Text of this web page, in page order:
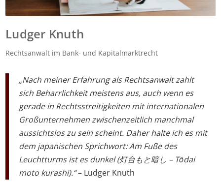
Ludger Knuth
Rechtsanwalt im Bank- und Kapitalmarktrecht
„Nach meiner Erfahrung als Rechtsanwalt zahlt
sich Beharrlichkeit meistens aus, auch wenn es
gerade in Rechtsstreitigkeiten mit internationalen
Großunternehmen zwischenzeitlich manchmal
aussichtslos zu sein scheint. Daher halte ich es mit
dem japanischen Sprichwort: Am Fuße des
Leuchtturms ist es dunkel (灯台もと暗し – Tōdai
moto kurashi).“– Ludger Knuth